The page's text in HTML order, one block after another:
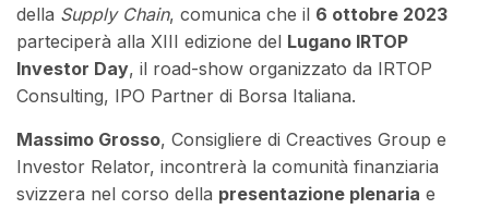
della Supply Chain, comunica che il 6 ottobre 2023
parteciperà alla XIII edizione del Lugano IRTOP
Investor Day, il road-show organizzato da IRTOP
Consulting, IPO Partner di Borsa Italiana.
Massimo Grosso, Consigliere di Creactives Group e
Investor Relator, incontrerà la comunità finanziaria
svizzera nel corso della presentazione plenaria e